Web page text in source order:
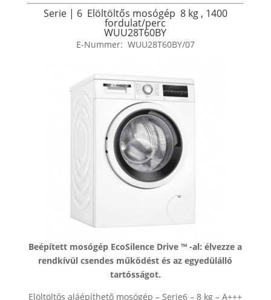
Serie | 6 Elöltöltős mosógép 8 kg, 1400
fordulat/perc
WUU28T60BY
E-Nummer: WUU28T60BY/07
Beépített mosógép EcoSilence Drive ™ -al: élvezze a
rendkívül csendes működést és az egyedülálló
tartósságot.
Elöltöltős aláépíthető mosógép – Serie6 – 8 kg – A+++